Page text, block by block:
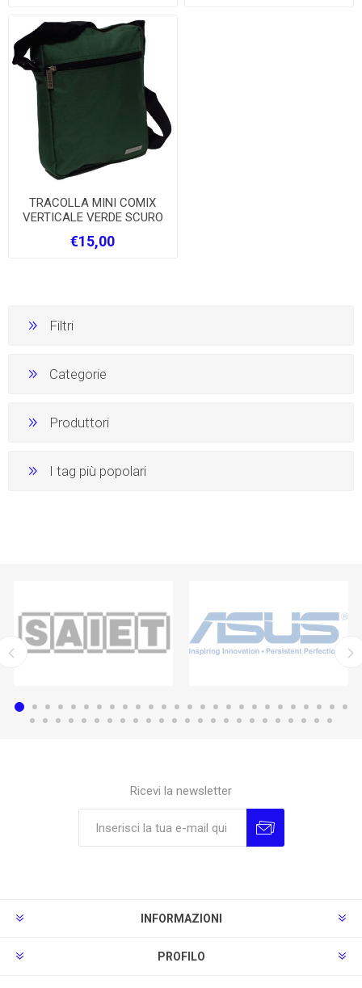
TRACOLLA MINI COMIX
VERTICALE VERDE SCURO
€15,00
Filtri
Categorie
Produttori
I tag più popolari
Ricevi la newsletter
INFORMAZIONI
PROFILO